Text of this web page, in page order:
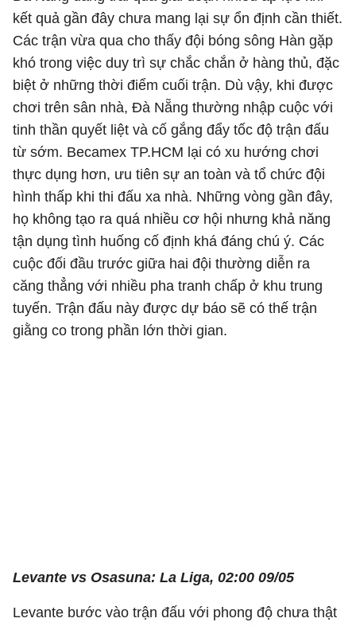
kết quả gần đây chưa mang lại sự ổn định cần thiết.
Các trận vừa qua cho thấy đội bóng sông Hàn gặp
khó trong việc duy trì sự chắc chắn ở hàng thủ, đặc
biệt ở những thời điểm cuối trận. Dù vậy, khi được
chơi trên sân nhà, Đà Nẵng thường nhập cuộc với
tinh thần quyết liệt và cố gắng đẩy tốc độ trận đấu
từ sớm. Becamex TP.HCM lại có xu hướng chơi
thực dụng hơn, ưu tiên sự an toàn và tổ chức đội
hình thấp khi thi đấu xa nhà. Những vòng gần đây,
họ không tạo ra quá nhiều cơ hội nhưng khả năng
tận dụng tình huống cố định khá đáng chú ý. Các
cuộc đối đầu trước giữa hai đội thường diễn ra
căng thẳng với nhiều pha tranh chấp ở khu trung
tuyến. Trận đấu này được dự báo sẽ có thế trận
giằng co trong phần lớn thời gian.
Levante vs Osasuna: La Liga, 02:00 09/05
Levante bước vào trận đấu với phong độ chưa thật